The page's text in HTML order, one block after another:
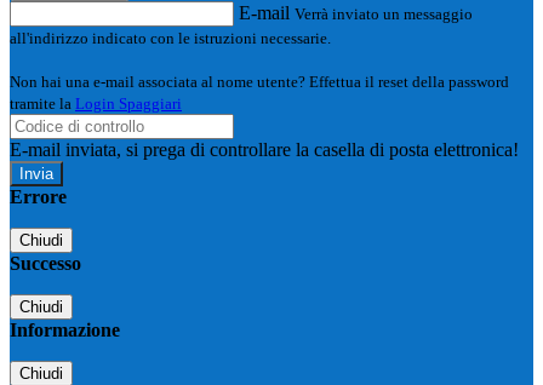
E-mail Verrà inviato un messaggio
all'indirizzo indicato con le istruzioni necessarie.
Non hai una e-mail associata al nome utente? Effettua il reset della password
tramite la Login Spaggiari
E-mail inviata, si prega di controllare la casella di posta elettronica!
Errore
Chiudi
Successo
Chiudi
Informazione
Chiudi